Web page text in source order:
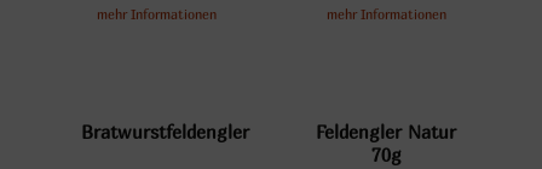
mehr Informationen mehr Informationen
Bratwurstfeldengler
Feldengler Natur
70g